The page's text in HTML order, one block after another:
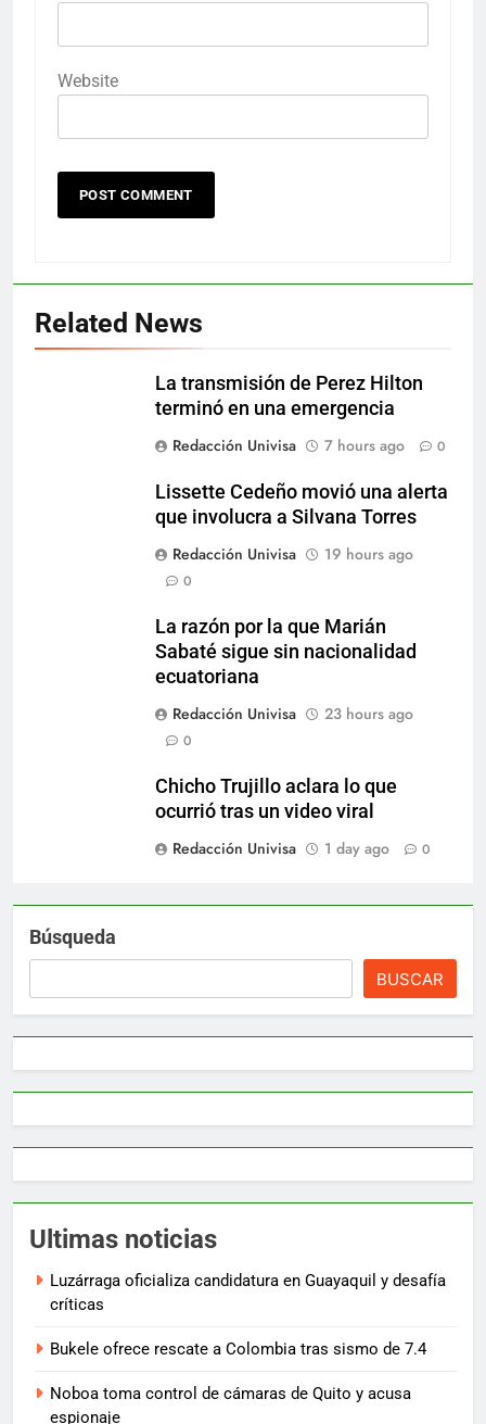
Website
Related News
La transmisión de Perez Hilton
terminó en una emergencia
Redacción Univisa
7 hours ago 0
Lissette Cedeño movió una alerta
que involucra a Silvana Torres
Redacción Univisa
19 hours ago
0
La razón por la que Marián
Sabaté sigue sin nacionalidad
ecuatoriana
Redacción Univisa
23 hours ago
0
Chicho Trujillo aclara lo que
ocurrió tras un video viral
Redacción Univisa
1 day ago 0
Búsqueda
BUSCAR
Ultimas noticias
Luzárraga oficializa candidatura en Guayaquil y desafía
críticas
Bukele ofrece rescate a Colombia tras sismo de 7.4
Noboa toma control de cámaras de Quito y acusa
espionaje